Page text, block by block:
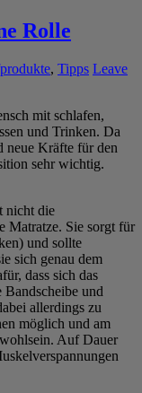
Rolle
, Tipps Leave
mit schlafen,
und Trinken. Da
neue Kräfte für den
sehr wichtig.
nicht die
Matratze. Sie sorgt für
und sollte
sich genau dem
dass sich das
und
allerdings zu
möglich und am
Auf Dauer